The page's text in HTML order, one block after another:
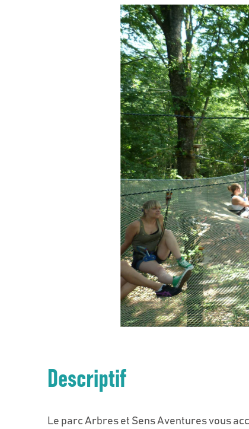
Descriptif
Le parc Arbres et Sens Aventures vous